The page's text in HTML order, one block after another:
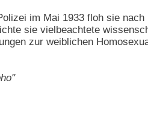
im Mai 1933 floh sie
sie vielbeachtete
zur weiblichen